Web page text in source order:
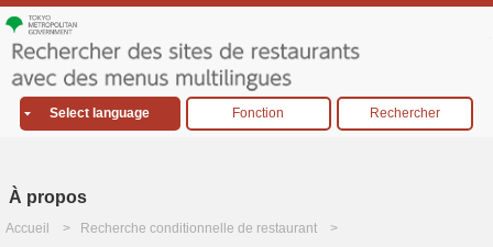
Select language Fonction Rechercher
À propos
Accueil
Recherche conditionnelle de restaurant